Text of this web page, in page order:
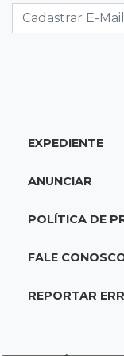
acidente com
18:28
acumulado
18:05Energia
Produção de
EXPEDIENTE
ANUNCIAR
POLÍTICA DE
FALE
REPORTAR